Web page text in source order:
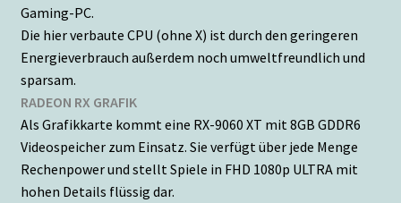
Gaming-PC.
Die hier verbaute CPU (ohne X) ist durch den geringeren
Energieverbrauch außerdem noch umweltfreundlich und
sparsam.
RADEON RX GRAFIK
Als Grafikkarte kommt eine RX-9060 XT mit 8GB GDDR6
Videospeicher zum Einsatz. Sie verfügt über jede Menge
Rechenpower und stellt Spiele in FHD 1080p ULTRA mit
hohen Details flüssig dar.